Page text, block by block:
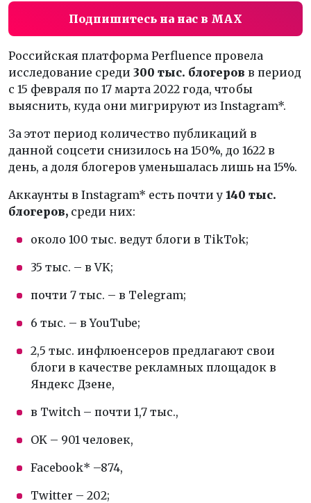
Подпишитесь на нас в MAX
Российская платформа Perfluence провела
исследование среди 300 тыс. блогеров в период
с 15 февраля по 17 марта 2022 года, чтобы
выяснить, куда они мигрируют из Instagram*.
За этот период количество публикаций в
данной соцсети снизилось на 150%, до 1622 в
день, а доля блогеров уменьшалась лишь на 15%.
Аккаунты в Instagram* есть почти у 140 тыс.
блогеров, среди них:
около 100 тыс. ведут блоги в TikTok;
35 тыс. – в VK;
почти 7 тыс. – в Telegram;
6 тыс. – в YouTube;
2,5 тыс. инфлюенсеров предлагают свои
блоги в качестве рекламных площадок в
Яндекс Дзене,
в Twitch – почти 1,7 тыс.,
OK – 901 человек,
Facebook* –874,
Twitter – 202;